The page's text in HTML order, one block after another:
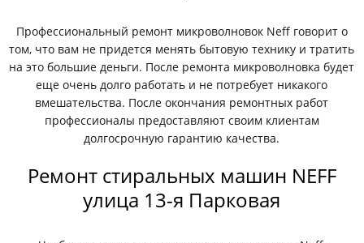
Профессиональный ремонт микроволновок Neff говорит о
том, что вам не придется менять бытовую технику и тратить
на это большие деньги. После ремонта микроволновка будет
еще очень долго работать и не потребует никакого
вмешательства. После окончания ремонтных работ
профессионалы предоставляют своим клиентам
долгосрочную гарантию качества.
Ремонт стиральных машин NEFF
улица 13-я Парковая